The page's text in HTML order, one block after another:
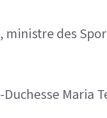
ministre des
Maria